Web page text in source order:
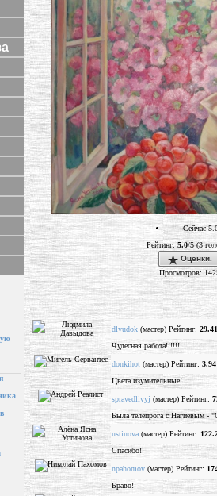
Сейчас
Рейтинг:5.0/5 (3
Оценки.
Просмотров:
dlyudok (мастер) Рейтинг: 29.41
Чудесная работа!!!!!!
donkihot (мастер) Рейтинг: 3.94
Цвета изумительные!
spravedlivyj (мастер) Рейтинг:
Была телепрога с Нагиевым -
ustinova (мастер) Рейтинг:
Спасибо!
npahomov (мастер) Рейтинг:
Браво!